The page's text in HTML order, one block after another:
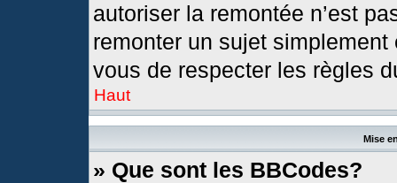
autoriser la remontée n’est
remonter un sujet
vous de respecter les règles
Haut
Mise
» Que sont les BBCodes?